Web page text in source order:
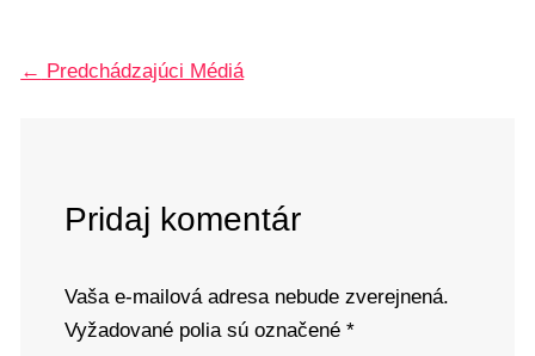
← Predchádzajúci Médiá
Pridaj komentár
Vaša e-mailová adresa nebude zverejnená.
Vyžadované polia sú označené *